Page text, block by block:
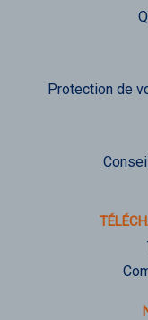
Protection de